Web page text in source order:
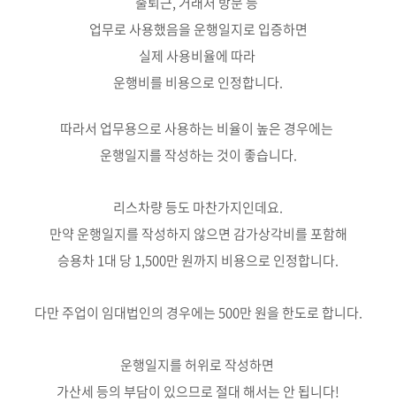
업무로 사용했음을 운행일지로 입증하면
실제 사용비율에 따라
운행비를 비용으로 인정합니다.
따라서 업무용으로 사용하는 비율이 높은 경우에는
운행일지를 작성하는 것이 좋습니다.
리스차량 등도 마찬가지인데요.
만약 운행일지를 작성하지 않으면 감가상각비를 포함해
승용차 1대 당 1,500만 원까지 비용으로 인정합니다.
다만 주업이 임대법인의 경우에는 500만 원을 한도로 합니다.
운행일지를 허위로 작성하면
가산세 등의 부담이 있으므로 절대 해서는 안 됩니다!